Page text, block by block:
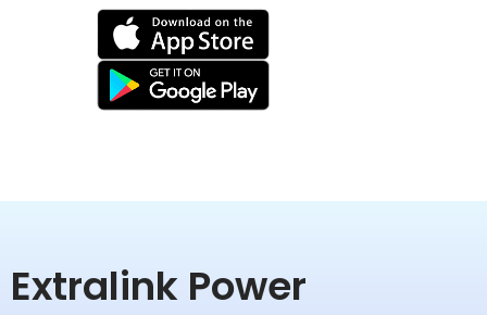
Extralink Power